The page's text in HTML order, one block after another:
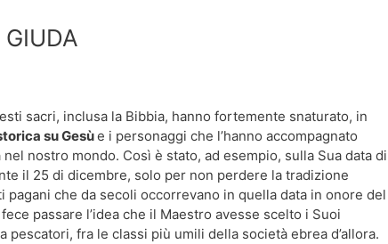
sacri, inclusa la Bibbia, hanno fortemente snaturato, in
su Gesùe i personaggi che l’hanno accompagnato
nostro mondo. Così è stato, ad esempio, sulla Sua data di
il 25 di dicembre, solo per non perdere la tradizione
pagani che da secoli occorrevano in quella data in onore del
passare l’idea che il Maestro avesse scelto i Suoi
pescatori, fra le classi più umili della società ebrea d’allora.